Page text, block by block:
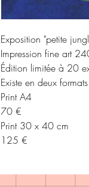
Exposition "petite
Impression fine art
Édition limitée à 20
Existe en deux formats
Print A4
70 €
Print 30 x 40 cm
125 €